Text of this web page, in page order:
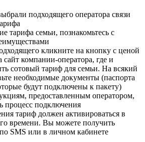
подходящего оператора связи
тарифа семьи, познакомьтесь с
кликните на кнопку с ценой
компании-оператора, где и
сотовый тариф для семьи. На всякий
необходимые документы (паспорта
будут подключены к пакету)
предоставленным оператором,
процесс подключения
тариф должен активироваться в
времени. Вы можете получить
SMS или в личном кабинете